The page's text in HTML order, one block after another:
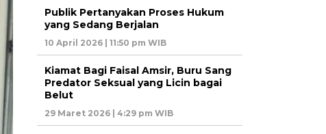
Publik Pertanyakan Proses Hukum
yang Sedang Berjalan
10 April 2026 | 11:50 pm WIB
Kiamat Bagi Faisal Amsir, Buru Sang
Predator Seksual yang Licin bagai
Belut
29 Maret 2026 | 4:29 pm WIB